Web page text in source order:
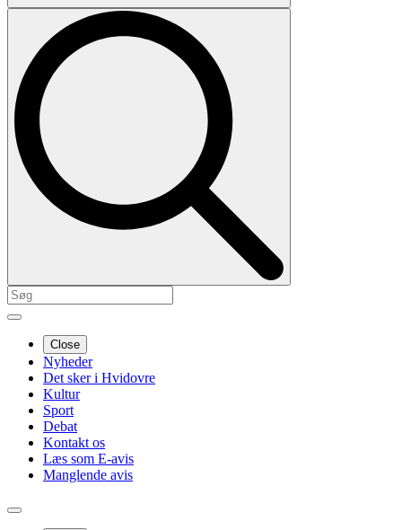
Close
Nyheder
Det sker i Hvidovre
Kultur
Sport
Debat
Kontakt os
Læs som E-avis
Manglende avis